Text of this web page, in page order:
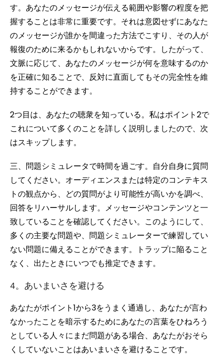
す。あなたのメッセージが伝える範囲や影響の程度を把
握することは非常に重要です。それは意図せずにあなた
のメッセージが誰かを間違った方法でこすり、その人が
報復のために来るかもしれないからです。したがって、
文脈に応じて、あなたのメッセージが何を意味するのか
を正確に知ることで、反対に直面してもその完全性を維
持することができます。
2つ目は、あなたの聴衆を知っている。私はポイント2で
これについて多くのことを詳しく説明しましたので、次
はスキップします。
三、問題シミュレータで時間を過ごす。自分自身に質問
してください。オーディエンスまたは特定のコンテキス
トの観点から、どの質問がより可能性が高いかを調べ、
回答をリハーサルします。メッセージやコンテンツと一
致していることを確認してください。このようにして、
多くの主要な問題や、問題シミュレーターで練習してい
ない問題に備えることができます。トラップに陥ること
なく、出たときにいつでも推定できます。
4。あいまいさを避ける
あなたがポイント1から3をうまく通過し、あなたが言わ
なかったことを暗示するためにあなたの言葉をひねろう
としている人々にまだ問題がある場合、あなたがおそら
くしていないことはあいまいさを避けることです。